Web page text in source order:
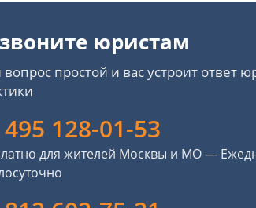
юристам
вопрос простой и вас устроит ответ
128-01-53
для жителей Москвы и МО —